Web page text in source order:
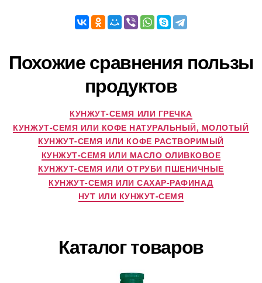
Похожие сравнения пользы
продуктов
КУНЖУТ-СЕМЯ ИЛИ ГРЕЧКА
КУНЖУТ-СЕМЯ ИЛИ КОФЕ НАТУРАЛЬНЫЙ, МОЛОТЫЙ
КУНЖУТ-СЕМЯ ИЛИ КОФЕ РАСТВОРИМЫЙ
КУНЖУТ-СЕМЯ ИЛИ МАСЛО ОЛИВКОВОЕ
КУНЖУТ-СЕМЯ ИЛИ ОТРУБИ ПШЕНИЧНЫЕ
КУНЖУТ-СЕМЯ ИЛИ САХАР-РАФИНАД
НУТ ИЛИ КУНЖУТ-СЕМЯ
Каталог товаров